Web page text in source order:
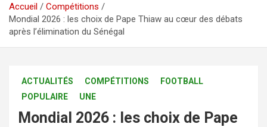
Accueil
Compétitions
Mondial 2026 : les choix de Pape Thiaw au cœur des débats
après l’élimination du Sénégal
ACTUALITÉS COMPÉTITIONS
FOOTBALL
POPULAIRE
UNE
Mondial 2026 : les choix de Pape